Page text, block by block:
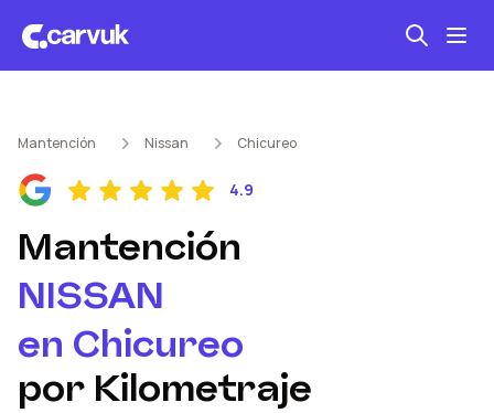
Mantención kilometraje
Revisión técnica
Mantención Nissan Chicureo
4.9
Mantención
NISSAN
en Chicureo
por Kilometraje